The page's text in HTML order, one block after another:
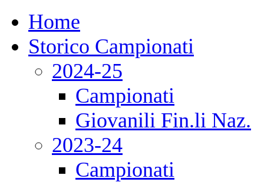
Home
Storico Campionati
2024-25
Campionati
Giovanili Fin.li Naz.
2023-24
Campionati